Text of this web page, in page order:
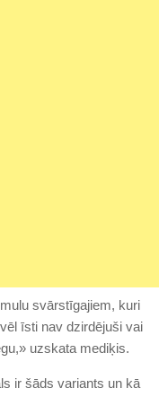
svārstīgajiem, kuri
īsti nav dzirdējuši vai
uzskata mediķis.
ir šāds variants un kā